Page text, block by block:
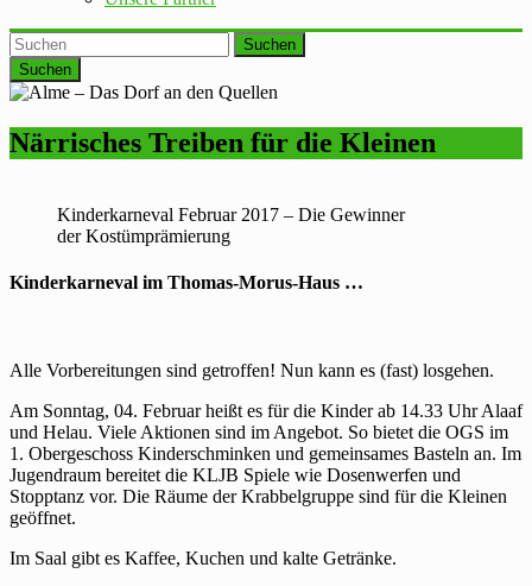
Suchen
Närrisches Treiben für die Kleinen
Kinderkarneval Februar 2017 – Die Gewinner
der Kostümprämierung
Kinderkarneval im Thomas-Morus-Haus …
Alle Vorbereitungen sind getroffen! Nun kann es (fast) losgehen.
Am Sonntag, 04. Februar heißt es für die Kinder ab 14.33 Uhr Alaaf
und Helau. Viele Aktionen sind im Angebot. So bietet die OGS im
1. Obergeschoss Kinderschminken und gemeinsames Basteln an. Im
Jugendraum bereitet die KLJB Spiele wie Dosenwerfen und
Stopptanz vor. Die Räume der Krabbelgruppe sind für die Kleinen
geöffnet.
Im Saal gibt es Kaffee, Kuchen und kalte Getränke.